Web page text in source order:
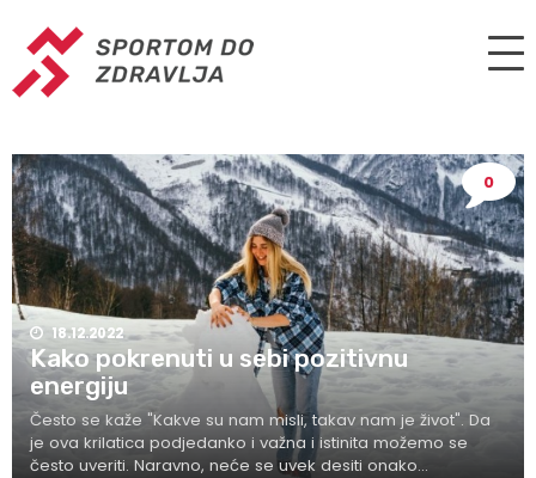
0
18.12.2022
Kako pokrenuti u sebi pozitivnu
energiju
Često se kaže "Kakve su nam misli, takav nam je život". Da
je ova krilatica podjedanko i važna i istinita možemo se
često uveriti. Naravno, neće se uvek desiti onako...